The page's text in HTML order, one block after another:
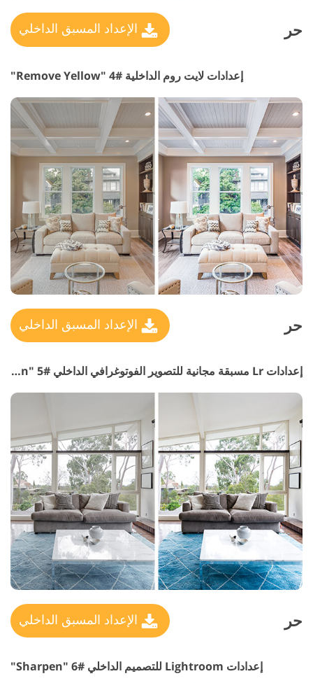
حر الإعداد المسبق الداخلي
إعدادات لايت روم الداخلية #4 "Remove Yellow"
حر الإعداد المسبق الداخلي
إعدادات Lr مسبقة مجانية للتصوير الفوتوغرافي الداخلي #5 "Interior Saturation"
حر الإعداد المسبق الداخلي
إعدادات Lightroom للتصميم الداخلي #6 "Sharpen"